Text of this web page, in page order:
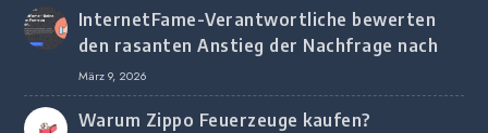
InternetFame-Verantwortliche bewerten
den rasanten Anstieg der Nachfrage nach
digitalem Marketing bei deutschen
Unternehmen
März 9, 2026
Warum Zippo Feuerzeuge kaufen?